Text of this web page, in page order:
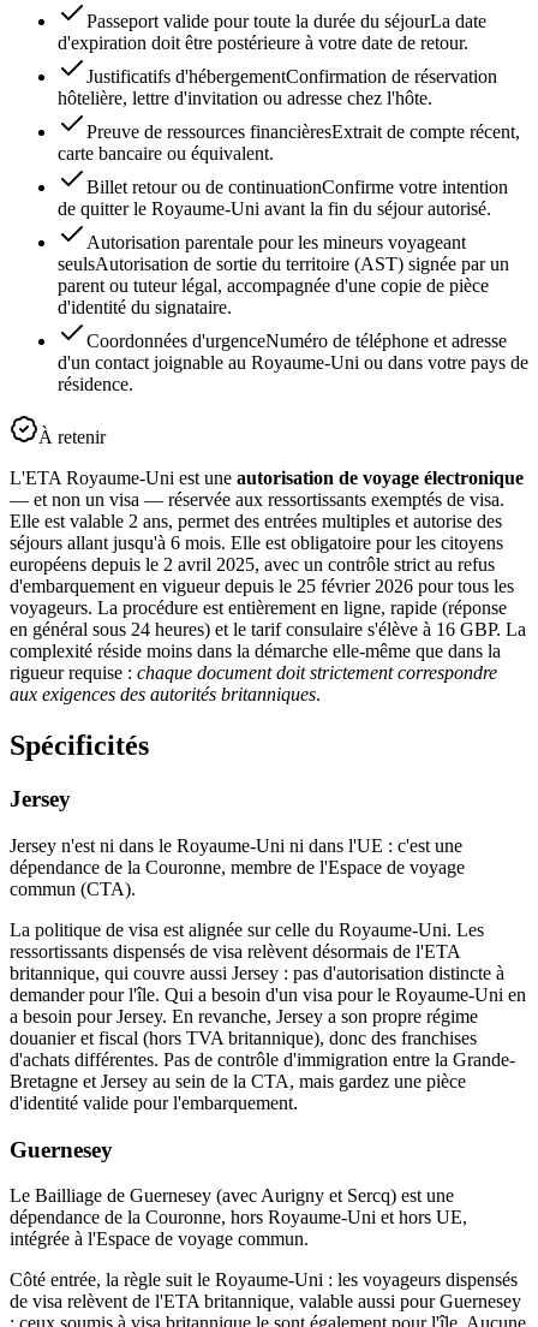
Passeport valide pour toute la durée du séjourLa date
d'expiration doit être postérieure à votre date de retour.
Justificatifs d'hébergementConfirmation de réservation
hôtelière, lettre d'invitation ou adresse chez l'hôte.
Preuve de ressources financièresExtrait de compte récent,
carte bancaire ou équivalent.
Billet retour ou de continuationConfirme votre intention
de quitter le Royaume-Uni avant la fin du séjour autorisé.
Autorisation parentale pour les mineurs voyageant
seulsAutorisation de sortie du territoire (AST) signée par un
parent ou tuteur légal, accompagnée d'une copie de pièce
d'identité du signataire.
Coordonnées d'urgenceNuméro de téléphone et adresse
d'un contact joignable au Royaume-Uni ou dans votre pays de
résidence.
À retenir
L'ETA Royaume-Uni est une autorisation de voyage électronique
— et non un visa — réservée aux ressortissants exemptés de visa.
Elle est valable 2 ans, permet des entrées multiples et autorise des
séjours allant jusqu'à 6 mois. Elle est obligatoire pour les citoyens
européens depuis le 2 avril 2025, avec un contrôle strict au refus
d'embarquement en vigueur depuis le 25 février 2026 pour tous les
voyageurs. La procédure est entièrement en ligne, rapide (réponse
en général sous 24 heures) et le tarif consulaire s'élève à 16 GBP. La
complexité réside moins dans la démarche elle-même que dans la
rigueur requise : chaque document doit strictement correspondre
aux exigences des autorités britanniques.
Spécificités
Jersey
Jersey n'est ni dans le Royaume-Uni ni dans l'UE : c'est une
dépendance de la Couronne, membre de l'Espace de voyage
commun (CTA).
La politique de visa est alignée sur celle du Royaume-Uni. Les
ressortissants dispensés de visa relèvent désormais de l'ETA
britannique, qui couvre aussi Jersey : pas d'autorisation distincte à
demander pour l'île. Qui a besoin d'un visa pour le Royaume-Uni en
a besoin pour Jersey. En revanche, Jersey a son propre régime
douanier et fiscal (hors TVA britannique), donc des franchises
d'achats différentes. Pas de contrôle d'immigration entre la Grande-
Bretagne et Jersey au sein de la CTA, mais gardez une pièce
d'identité valide pour l'embarquement.
Guernesey
Le Bailliage de Guernesey (avec Aurigny et Sercq) est une
dépendance de la Couronne, hors Royaume-Uni et hors UE,
intégrée à l'Espace de voyage commun.
Côté entrée, la règle suit le Royaume-Uni : les voyageurs dispensés
de visa relèvent de l'ETA britannique, valable aussi pour Guernesey